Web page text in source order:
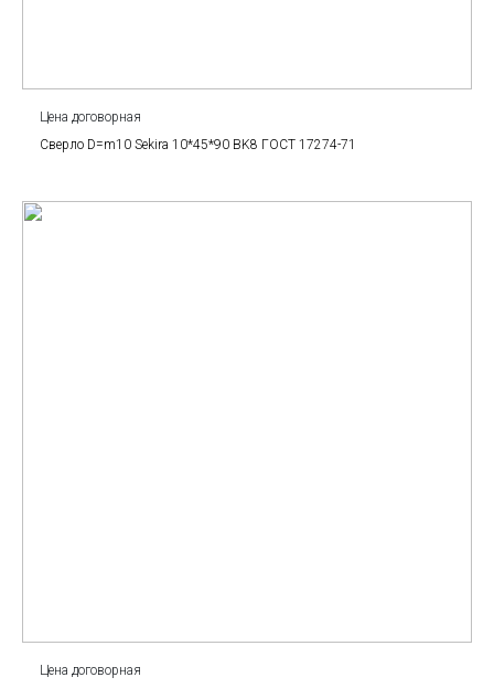
Цена договорная
Сверло D=m10 Sekira 10*45*90 BK8 ГОСТ 17274-71
Цена договорная